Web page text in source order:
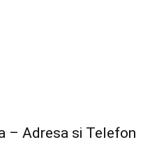
– Adresa si Telefon